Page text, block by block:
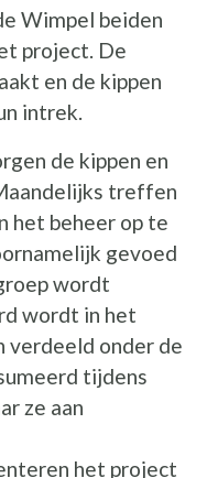
Wimpel beiden
project. De
en de kippen
intrek.
de kippen en
treffen
het beheer op te
gevoed
wordt
wordt in het
verdeeld onder de
tijdens
ze aan
het project